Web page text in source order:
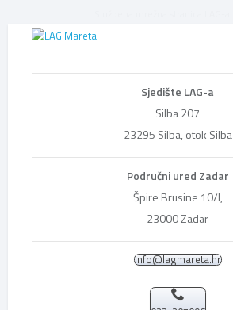
Sjedište LAG-a
Silba 207
23295 Silba, otok Silba
Područni ured Zadar
Špire Brusine 10/I,
23000 Zadar
info@lagmareta.hr